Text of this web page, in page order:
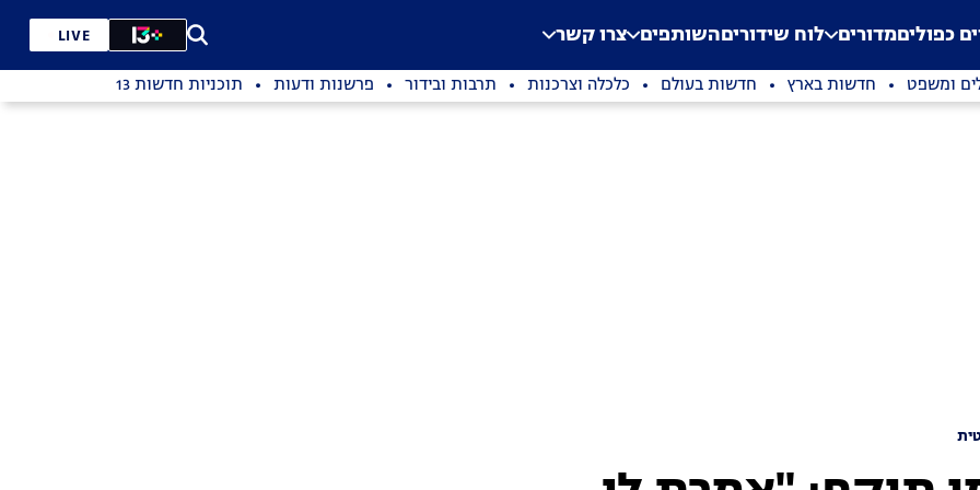
Application error: a
. כפוליםמדורים לוח שידוריםהשותפים צרו קשר LIVE
ומשפט חדשות בארץ חדשות בעולם כלכלה וצרכנות תרבות ובידור פרשנות ודעות תוכניות חדשות 13